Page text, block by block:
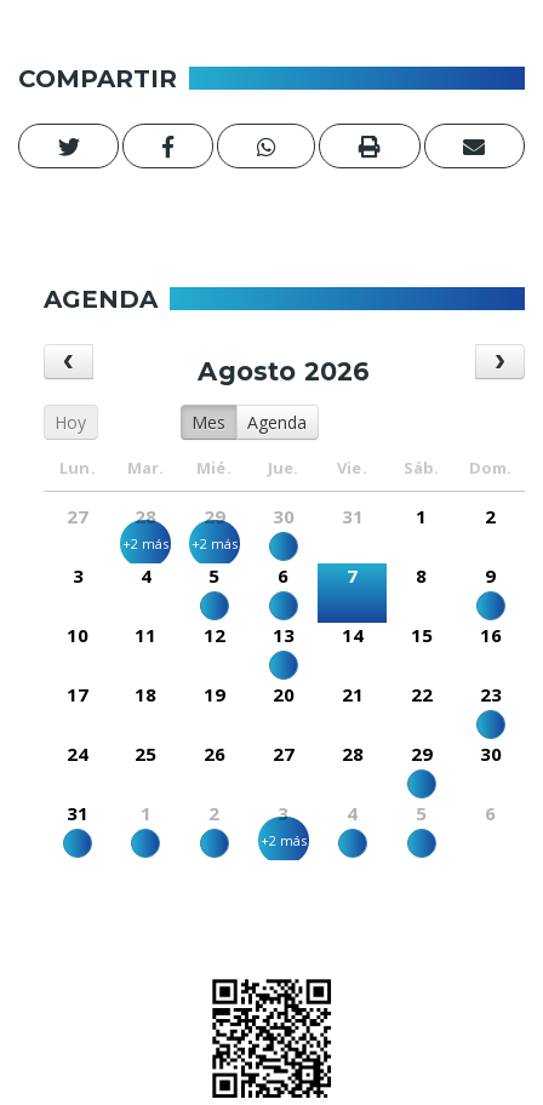
COMPARTIR
AGENDA
Hoy Mes Agenda
Agosto 2026
Lun. Mar. Mié. Jue. Vie. Sáb. Dom.
27 28 29 30 31 1 2
+2 más +2 más
3 4 5 6 7 8 9
10 11 12 13 14 15 16
17 18 19 20 21 22 23
24 25 26 27 28 29 30
31 1 2 3 4 5 6
+2 más